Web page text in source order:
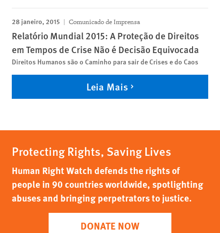
28 janeiro, 2015 Comunicado de Imprensa
Relatório Mundial 2015: A Proteção de Direitos
em Tempos de Crise Não é Decisão Equivocada
Direitos Humanos são o Caminho para sair de Crises e do Caos
Leia Mais
Protecting Rights, Saving Lives
Human Right Watch defends the rights of
people in 90 countries worldwide, spotlighting
abuses and bringing perpetrators to justice.
DONATE NOW